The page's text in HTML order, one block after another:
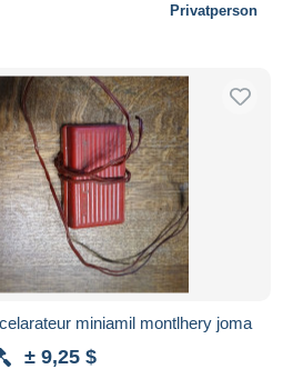
Privatperson
miniamil montlhery joma
± 9,25 $